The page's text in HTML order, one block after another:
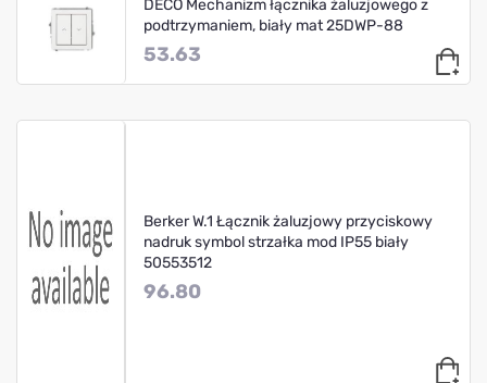
DECO Mechanizm łącznika żaluzjowego z
podtrzymaniem, biały mat 25DWP-88
53.63
Berker W.1 Łącznik żaluzjowy przyciskowy
nadruk symbol strzałka mod IP55 biały
50553512
96.80